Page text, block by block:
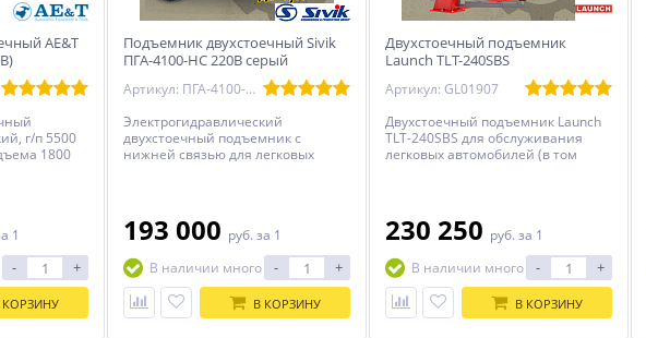
AE&T
г/п 5500
1800
1
- +
КОРЗИНУ
Подъемник двухстоечный Sivik
ПГА-4100-НС 220В серый
Артикул: ПГА-4100-НС серый 220
Электрогидравлический
двухстоечный подъемник с
нижней связью для легковых
конструкция с двухсоставными
подхватами низкого профиля
позволяет обслуживать машины с
низким клиренсом. Подходит для
СТО с невысокими потолками
193 000 руб. за 1
В наличии много
- +
В КОРЗИНУ
Двухстоечный подъемник
Launch TLT-240SBS
Артикул: GL01907
Двухстоечный подъемник Launch
TLT-240SBS для обслуживания
легковых автомобилей (в том
230 250 руб. за 1
В наличии много
- +
В КОРЗИНУ